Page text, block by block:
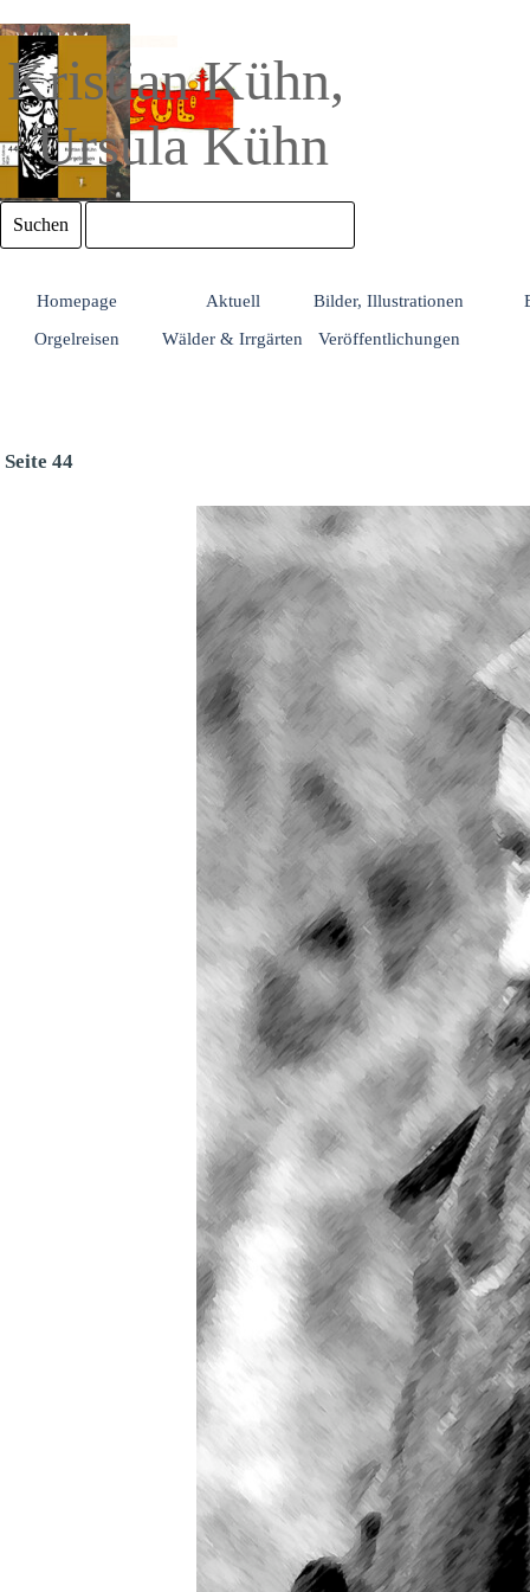
Kristian Kühn,
Ursula Kühn
Suchen
Homepage Aktuell Bilder, Illustrationen
Orgelreisen
Wälder & Irrgärten Veröffentlichungen
Seite 44